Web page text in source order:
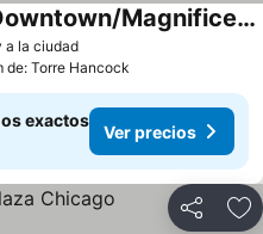
a la ciudadVer precios
Hampton Inn Chicago Downtown/Magnificent Mile
de: Torre Hancock
exactos
Ver precios
Compartir